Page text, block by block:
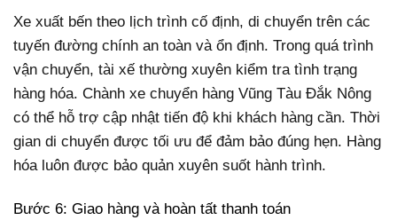
Xe xuất bến theo lịch trình cố định, di chuyển trên các
tuyến đường chính an toàn và ổn định. Trong quá trình
vận chuyển, tài xế thường xuyên kiểm tra tình trạng
hàng hóa. Chành xe chuyển hàng Vũng Tàu Đắk Nông
có thể hỗ trợ cập nhật tiến độ khi khách hàng cần. Thời
gian di chuyển được tối ưu để đảm bảo đúng hẹn. Hàng
hóa luôn được bảo quản xuyên suốt hành trình.
Bước 6: Giao hàng và hoàn tất thanh toán